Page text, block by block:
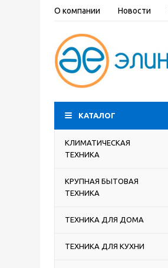
О компании Новости
КАТАЛОГ
КЛИМАТИЧЕСКАЯ
ТЕХНИКА
КРУПНАЯ БЫТОВАЯ
ТЕХНИКА
ТЕХНИКА ДЛЯ ДОМА
ТЕХНИКА ДЛЯ КУХНИ